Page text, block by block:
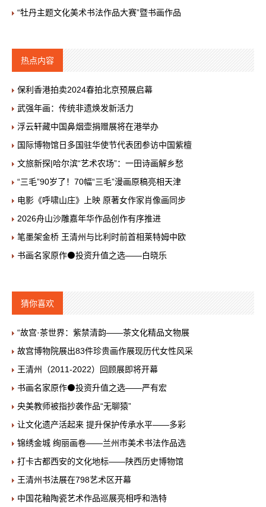
“牡丹主题文化美术书法作品大赛”暨书画作品
热点内容
保利香港拍卖2024春拍北京预展启幕
武强年画：传统非遗焕发新活力
浮云轩藏中国鼻烟壶捐赠展将在港举办
国际博物馆日多国驻华使节代表团参访中国紫檀
文旅新探|哈尔滨“艺术农场”：一田诗画解乡愁
“三毛”90岁了！70幅“三毛”漫画原稿亮相天津
电影《呼啸山庄》上映 原著女作家肖像画同步
2026舟山沙雕嘉年华作品创作有序推进
笔墨架金桥 王清州与比利时前首相莱特姆中欧
书画名家原作⚫投资升值之选——白晓乐
猜你喜欢
“故宫·茶世界：紫禁清韵——茶文化精品文物展
故宫博物院展出83件珍贵画作展现历代女性风采
王清州（2011-2022）回顾展即将开幕
书画名家原作⚫投资升值之选——严有宏
央美教师被指抄袭作品“无聊猿”
让文化遗产活起来 提升保护传承水平——多彩
锦绣金城 绚丽画卷——兰州市美术书法作品选
打卡古都西安的文化地标——陕西历史博物馆
王清州书法展在798艺术区开幕
中国花釉陶瓷艺术作品巡展亮相呼和浩特